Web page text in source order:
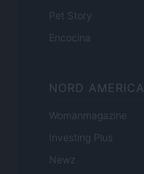
Pet Story
Encocina
NORD AMERICA
Womanmagazine
Investing Plus
Newz